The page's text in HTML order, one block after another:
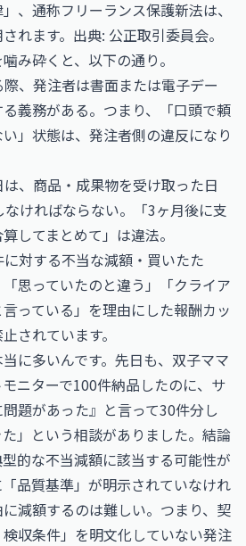
、通称フリーランス保護新法は、
れます。出典: 公正取引委員会。
み砕くと、以下の通り。
、発注者は書面または電子デー
義務がある。つまり、「口頭で頼
」状態は、発注者側の違反になり
、商品・成果物を受け取った日
ければならない。「3ヶ月後に支
してまとめて」は違法。
対する不当な減額・買いたた
思っていたのと違う」「クライア
っている」を理由にした報酬カッ
されています。
に多いんです。先日も、双子ママ
ニターで100件納品したのに、サ
題があった』と言って30件分し
」という相談がありました。結論
的な不当減額に該当する可能性が
品質基準」が明示されていなけれ
減額するのは難しい。つまり、契
収条件」を明文化していない発注